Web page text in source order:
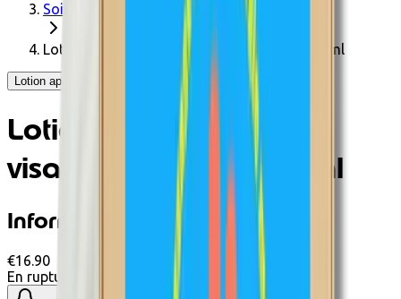
Soin du corps
Lotion après-soleil BIO visage et corps - 100ml
Lotion après-soleil BIO visage et corps - 100ml - UV BIO
Lotion après-soleil BIO
visage et corps - 100ml
Informations produit
€16.90
En rupture de stock